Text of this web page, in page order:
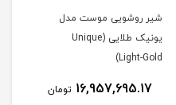
شیر روشویی موست مدل
یونیک طلایی (Unique
Light-Gold)
16,957,695.17 تومان